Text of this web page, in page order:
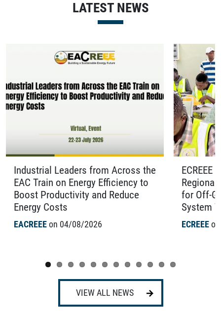
LATEST NEWS
Industrial Leaders from Across the
EAC Train on Energy Efficiency to
Boost Productivity and Reduce
Energy Costs
EACREEE on 04/08/2026
ECREEE
for Off-
System
ECREEE
VIEW ALL NEWS